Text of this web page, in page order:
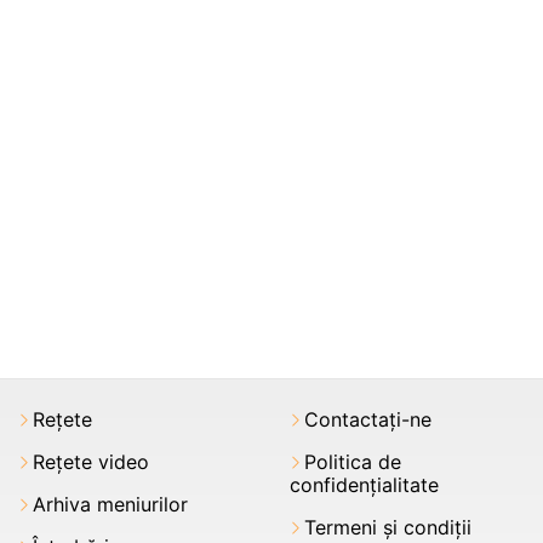
Rețete
Rețete video
Arhiva meniurilor
Contactați-ne
Politica de
confidențialitate
Termeni şi condiții